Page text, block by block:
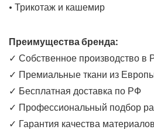
• Трикотаж и кашемир
Преимущества бренда:
✓ Собственное производство в
✓ Премиальные ткани из
✓ Бесплатная доставка по РФ
✓ Профессиональный подбор
✓ Гарантия качества материалов